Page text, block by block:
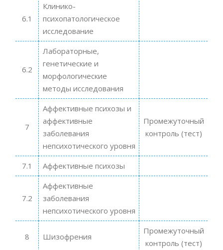
6.1
Клинико-
психопатологическое
исследование
6.2
Лабораторные,
генетические и
морфологические
методы исследования
7
Аффективные психозы и
аффективные
заболевания
непсихотического уровня
Промежуточный
контроль (тест)
7.1 Аффективные психозы
7.2
Аффективные
заболевания
непсихотического уровня
8 Шизофрения
Промежуточный
контроль (тест)